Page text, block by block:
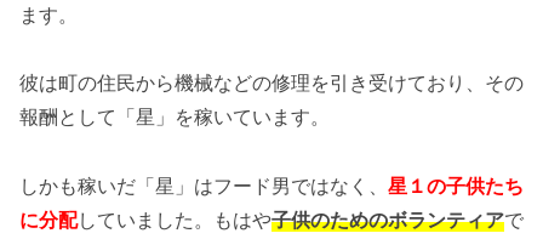
ます。
彼は町の住民から機械などの修理を引き受けており、その
報酬として「星」を稼いています。
しかも稼いだ「星」はフード男ではなく、 星１の子供たち
に分配していました。もはや子供のためのボランティアで